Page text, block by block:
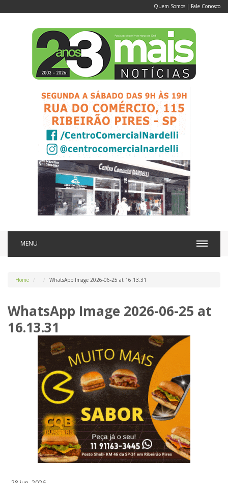
Quem Somos | Fale Conosco
MENU
Home WhatsApp Image 2026-06-25 at 16.13.31
WhatsApp Image 2026-06-25 at
16.13.31